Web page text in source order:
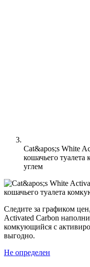
Cat&apos;s White
кошачьего
углем
Следите за графиком
Activated Carbon
комкующийся с
выгодно.
Не определен